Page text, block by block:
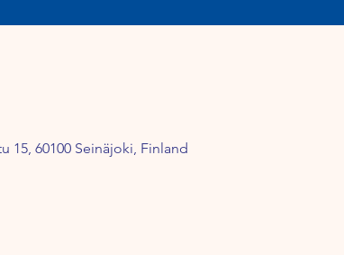
15, 60100 Seinäjoki, Finland